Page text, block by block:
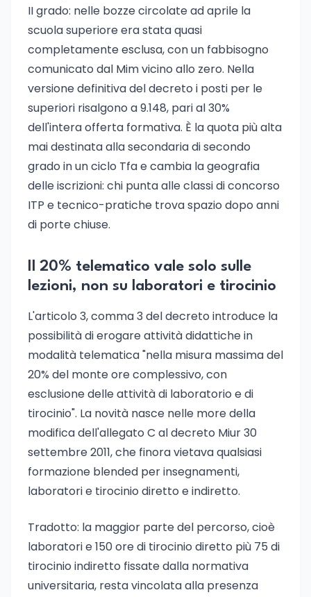
II grado: nelle bozze circolate ad aprile la
scuola superiore era stata quasi
completamente esclusa, con un fabbisogno
comunicato dal Mim vicino allo zero. Nella
versione definitiva del decreto i posti per le
superiori risalgono a 9.148, pari al 30%
dell'intera offerta formativa. È la quota più alta
mai destinata alla secondaria di secondo
grado in un ciclo Tfa e cambia la geografia
delle iscrizioni: chi punta alle classi di concorso
ITP e tecnico-pratiche trova spazio dopo anni
di porte chiuse.
Il 20% telematico vale solo sulle
lezioni, non su laboratori e tirocinio
L'articolo 3, comma 3 del decreto introduce la
possibilità di erogare attività didattiche in
modalità telematica "nella misura massima del
20% del monte ore complessivo, con
esclusione delle attività di laboratorio e di
tirocinio". La novità nasce nelle more della
modifica dell'allegato C al decreto Miur 30
settembre 2011, che finora vietava qualsiasi
formazione blended per insegnamenti,
laboratori e tirocinio diretto e indiretto.
Tradotto: la maggior parte del percorso, cioè
laboratori e 150 ore di tirocinio diretto più 75 di
tirocinio indiretto fissate dalla normativa
universitaria, resta vincolata alla presenza